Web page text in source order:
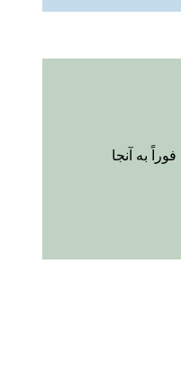
به آنجا